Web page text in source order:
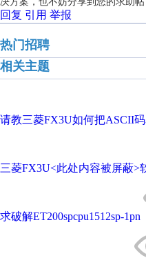
回复 引用 举报
热门招聘
相关主题
请教三菱FX3U如何把ASCII
三菱FX3U<此处内容被屏蔽>
求破解ET200spcpu1512sp-1pn